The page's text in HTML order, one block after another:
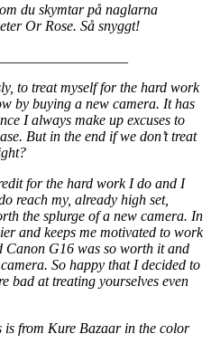
du skymtar på naglarna
Or Rose. Så snyggt!
to treat myself for the hard work
by buying a new camera. It has
I always make up excuses to
But in the end if we don’t treat
for the hard work I do and I
reach my, already high set,
the splurge of a new camera. In
and keeps me motivated to work
Canon G16 was so worth it and
So happy that I decided to
bad at treating yourselves even
from Kure Bazaar in the color